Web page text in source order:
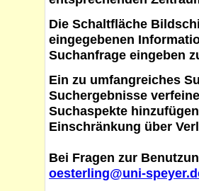
Die Schaltfläche
eingegebenen
Suchanfrage eingeben
Ein zu umfangreiches
Suchergebnisse
Suchaspekte
Einschränkung über
Bei Fragen zur
oesterling@uni-